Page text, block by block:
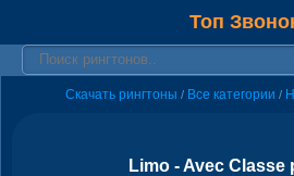
Топ
Скачать рингтоны / Все категории /
Limo - Avec Classe